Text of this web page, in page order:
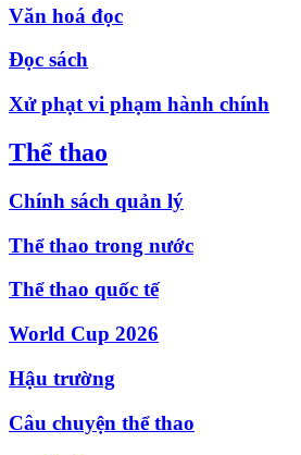
Văn hoá đọc
Đọc sách
Xử phạt vi phạm hành chính
Thể thao
Chính sách quản lý
Thể thao trong nước
Thể thao quốc tế
World Cup 2026
Hậu trường
Câu chuyện thể thao